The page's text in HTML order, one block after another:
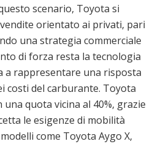
scenario, Toyota si
orientato ai privati, pari
una strategia commerciale
di forza resta la tecnologia
a rappresentare una risposta
costi del carburante. Toyota
quota vicina al 40%, grazie
le esigenze di mobilità
come Toyota Aygo X,